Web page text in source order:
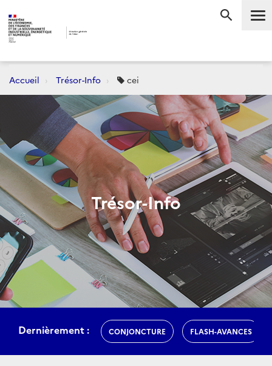
Accueil Trésor-Info cei
Trésor-Info
Dernièrement : CONJONCTURE FLASH-AVANCES